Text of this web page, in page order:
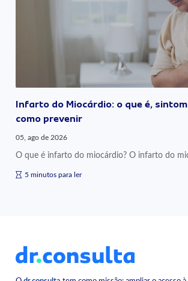
Infarto do Miocárdio: o que é,
como prevenir
05, ago de 2026
O que é infarto do miocárdio? O infarto do
5 minutos para ler